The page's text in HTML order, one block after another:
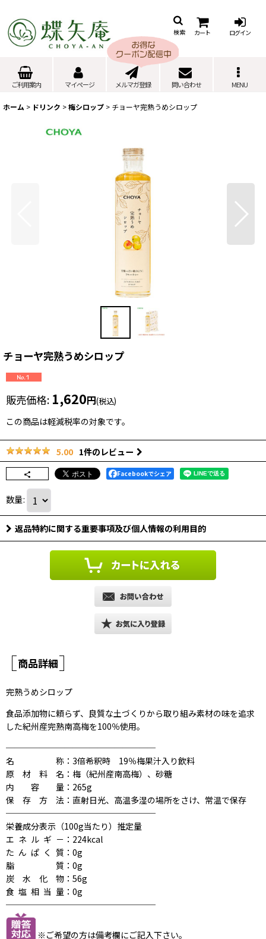
検索 カート ログイン
ご利用案内 マイページ メルマガ登録 問い合わせ MENU
ホーム > ドリンク >梅シロップ > チョーヤ完熟うめシロップ
チョーヤ完熟うめシロップ
販売価格: 1,620円(税込)
この商品は軽減税率の対象です。
5.00 1件のレビュー
Facebookでシェア
数量:
返品特約に関する重要事項及び個人情報の利用目的
商品詳細
完熟うめシロップ
食品添加物に頼らず、良質な土づくりから取り組み素材の味を追求
した紀州産完熟南高梅を100％使用。
──────────────────
名称 ：3倍希釈時 19％梅果汁入り飲料
原材料名 ：梅（紀州産南高梅）、砂糖
内容量 ：265g
保存方法 ：直射日光、高温多湿の場所をさけ、常温で保存
──────────────────
栄養成分表示（100g当たり）推定量
エネルギ－ ：224kcal
たんぱく質 ：0g
脂質 ：0g
炭水化物 ：56g
食塩相当量 ：0g
──────────────────
※ご希望の方は備考欄にご記入下さい。